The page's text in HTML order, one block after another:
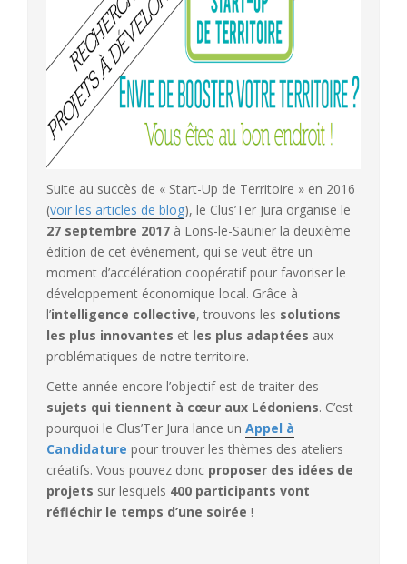
Suite au succès de « Start-Up de Territoire » en 2016
(voir les articles de blog), le Clus’Ter Jura organise le
27 septembre 2017 à Lons-le-Saunier la deuxième
édition de cet événement, qui se veut être un
moment d’accélération coopératif pour favoriser le
développement économique local. Grâce à
l’intelligence collective, trouvons les solutions
les plus innovantes et les plus adaptées aux
problématiques de notre territoire.
Cette année encore l’objectif est de traiter des
sujets qui tiennent à cœur aux Lédoniens. C’est
pourquoi le Clus’Ter Jura lance un Appel à
Candidature pour trouver les thèmes des ateliers
créatifs. Vous pouvez donc proposer des idées de
projets sur lesquels 400 participants vont
réfléchir le temps d’une soirée !